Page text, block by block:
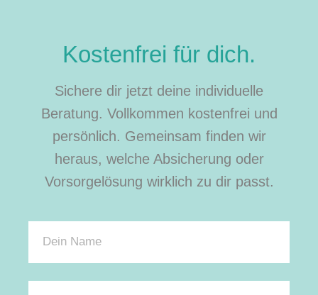
Kostenfrei für dich.
Sichere dir jetzt deine individuelle
Beratung. Vollkommen kostenfrei und
persönlich. Gemeinsam finden wir
heraus, welche Absicherung oder
Vorsorgelösung wirklich zu dir passt.